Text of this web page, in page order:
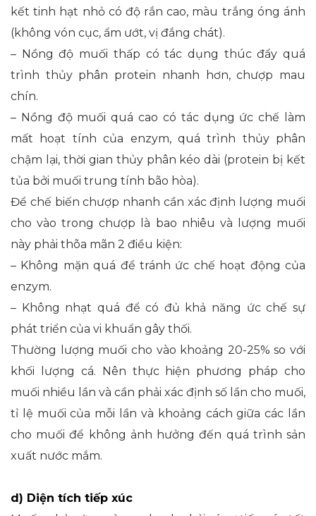
kết tinh hạt nhỏ có độ rắn cao, màu trắng óng ánh
(không vón cục, ẩm ướt, vị đắng chát).
– Nồng độ muối thấp có tác dụng thúc đẩy quá
trình thủy phân protein nhanh hơn, chượp mau
chín.
– Nồng độ muối quá cao có tác dụng ức chế làm
mất hoạt tính của enzym, quá trình thủy phân
chậm lại, thời gian thủy phân kéo dài (protein bị kết
tủa bởi muối trung tính bão hòa).
Để chế biến chượp nhanh cần xác định lượng muối
cho vào trong chượp là bao nhiêu và lượng muối
này phải thõa mãn 2 điều kiện:
– Không mặn quá để tránh ức chế hoạt động của
enzym.
– Không nhạt quá để có đủ khả năng ức chế sự
phát triển của vi khuẩn gây thối.
Thường lượng muối cho vào khoảng 20-25% so với
khối lượng cá. Nên thực hiện phương pháp cho
muối nhiều lần và cần phải xác định số lần cho muối,
tỉ lệ muối của mỗi lần và khoảng cách giữa các lần
cho muối để không ảnh hưởng đến quá trình sản
xuất nước mắm.
d) Diện tích tiếp xúc